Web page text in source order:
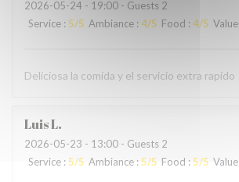
2026-05-24 - 19:00 - Guests 2
Service : 5/5 Ambiance : 4/5 Food : 4/5 Value
Deliciosa la comida y el servicio extra rapido
LuisL
2026-05-23 - 13:00 - Guests 2
Service :5/5 Ambiance :5/5 Food :5/5 Value